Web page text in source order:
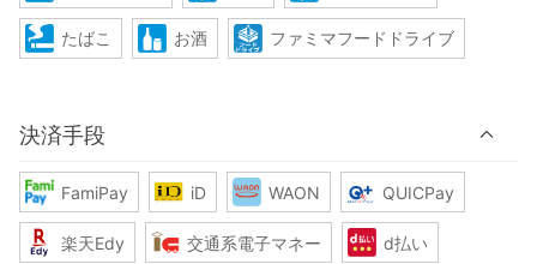
たばこ お酒 ファミマフードドライブ
決済手段
FamiPay iD WAON QUICPay
楽天Edy 交通系電子マネー d払い